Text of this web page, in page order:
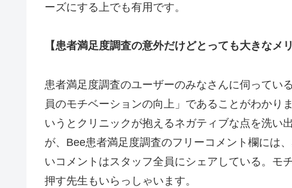
ーズにする上でも有用です。
【患者満足度調査の意外だけどとっても大きなメリ
患者満足度調査のユーザーのみなさんに伺ってい
員のモチベーションの向上」であることがわかり
いうとクリニックが抱えるネガティブな点を洗い
が、Bee患者満足度調査のフリーコメント欄には
いコメントはスタッフ全員にシェアしている。モ
押す先生もいらっしゃいます。